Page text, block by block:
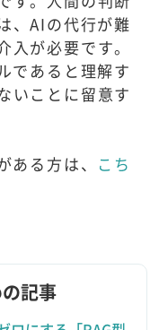
、AIの代行が難
入が必要です。
であると理解す
いことに留意す
る方は、 こち
記事